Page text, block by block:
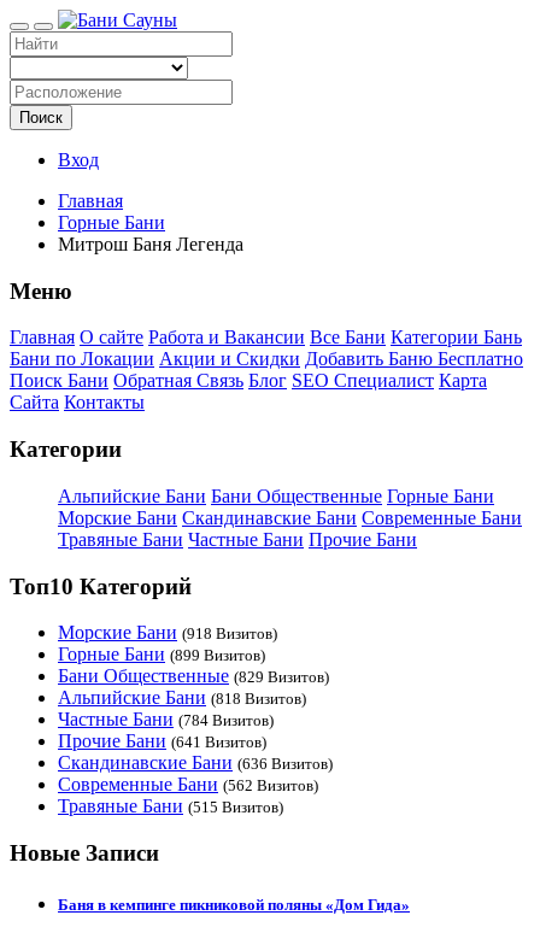
Поиск
Вход
Главная
Горные Бани
Митрош Баня Легенда
Меню
Главная О сайте Работа и Вакансии Все Бани Категории Бань
Бани по Локации Акции и Скидки Добавить Баню Бесплатно
Поиск Бани Обратная Связь Блог SEO Специалист Карта
Сайта Контакты
Категории
Альпийские Бани Бани Общественные Горные Бани
Морские Бани Скандинавские Бани Современные Бани
Травяные Бани Частные Бани Прочие Бани
Топ10 Категорий
Морские Бани (918 Визитов)
Горные Бани (899 Визитов)
Бани Общественные (829 Визитов)
Альпийские Бани (818 Визитов)
Частные Бани (784 Визитов)
Прочие Бани (641 Визитов)
Скандинавские Бани (636 Визитов)
Современные Бани (562 Визитов)
Травяные Бани (515 Визитов)
Новые Записи
Баня в кемпинге пикниковой поляны «Дом Гида»